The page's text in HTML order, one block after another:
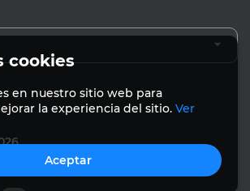
cookies
en nuestro sitio web para
la experiencia del sitio. Ver
Aceptar